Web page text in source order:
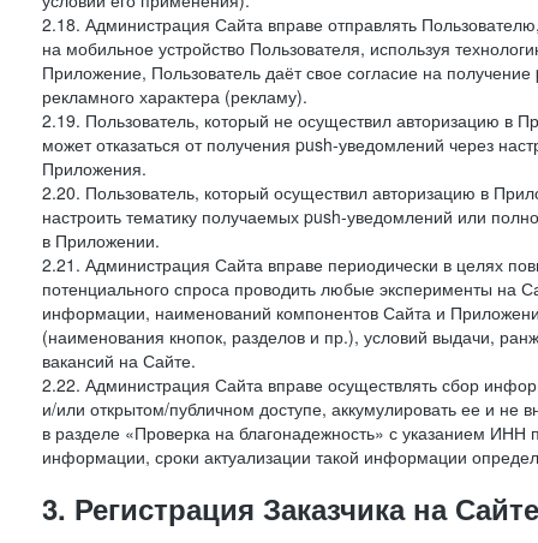
2.18. Администрация Сайта вправе отправлять
на мобильное устройство Пользователя, используя
Приложение, Пользователь даёт свое согласие на
рекламного характера (рекламу).
2.19. Пользователь, который не осуществил авторизацию в
может отказаться от получения push-уведомлений через
Приложения.
2.20. Пользователь, который осуществил авторизацию в
настроить тематику получаемых push-уведомлений или
в Приложении.
2.21. Администрация Сайта вправе периодически в целях
потенциального спроса проводить любые эксперименты на
информации, наименований компонентов Сайта и
(наименования кнопок, разделов и пр.), условий выдачи,
вакансий на Сайте.
2.22. Администрация Сайта вправе осуществлять сбор
и/или открытом/публичном доступе, аккумулировать ее и не
в разделе «Проверка на благонадежность» с указанием
информации, сроки актуализации такой информации
3. Регистрация Заказчика на Сайте